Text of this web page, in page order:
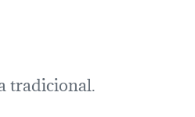
tradicional.